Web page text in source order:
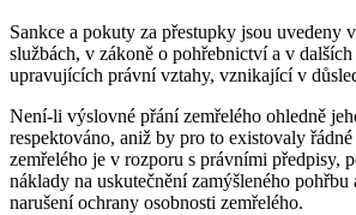
Sankce a pokuty za přestupky jsou uvedeny
službách, v zákoně o pohřebnictví a v dalších
upravujících právní vztahy, vznikající v
Není-li výslovné přání zemřelého ohledně
respektováno, aniž by pro to existovaly
zemřelého je v rozporu s právními předpisy,
náklady na uskutečnění zamýšleného pohřbu
narušení ochrany osobnosti zemřelého.